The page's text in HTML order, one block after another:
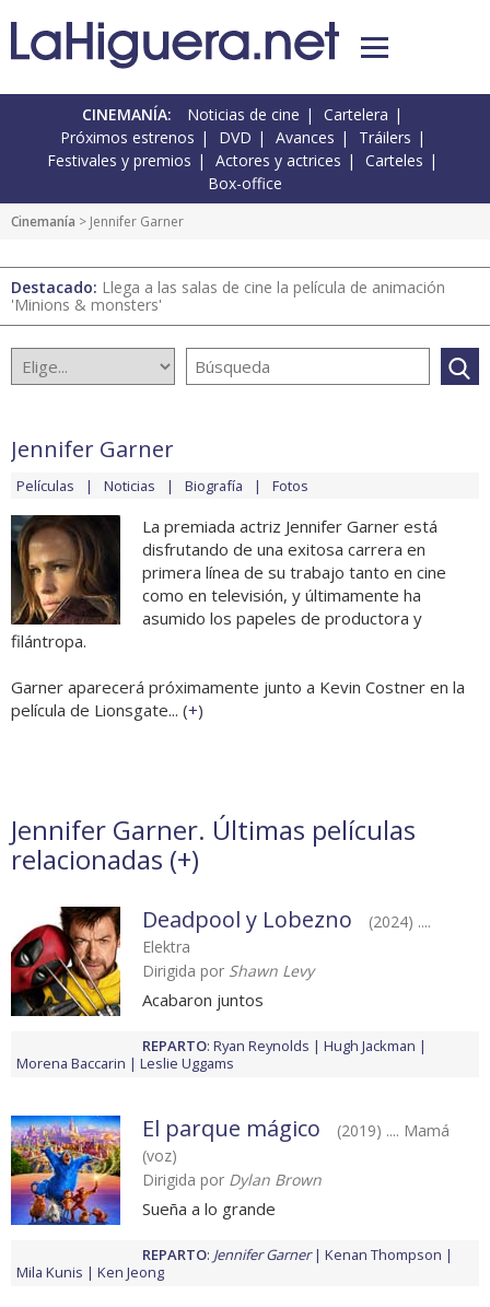
CINEMANÍA: Noticias de cine
Cartelera
Próximos estrenos
DVD Avances
Tráilers
Festivales y premios
Actores y actrices
Carteles
Box-office
Cinemanía > Jennifer Garner
Destacado: Llega a las salas de cine la película de animación
'Minions & monsters'
Jennifer Garner
Películas Noticias Biografía Fotos
La premiada actriz Jennifer Garner está
disfrutando de una exitosa carrera en
primera línea de su trabajo tanto en cine
como en televisión, y últimamente ha
asumido los papeles de productora y
filántropa.
Garner aparecerá próximamente junto a Kevin Costner en la
película de Lionsgate... (+)
Jennifer Garner. Últimas películas
relacionadas (+)
Deadpool y Lobezno
(2024) ....
Elektra
Dirigida por Shawn Levy
Acabaron juntos
REPARTO: Ryan Reynolds
Hugh Jackman
Morena Baccarin
Leslie Uggams
El parque mágico
(2019) .... Mamá
(voz)
Dirigida por Dylan Brown
Sueña a lo grande
REPARTO: Jennifer Garner
Kenan Thompson
Mila Kunis
Ken Jeong